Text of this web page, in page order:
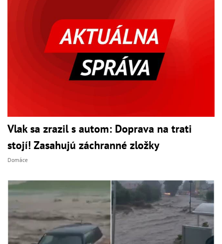
Vlak sa zrazil s autom: Doprava na trati
stojí! Zasahujú záchranné zložky
Domáce